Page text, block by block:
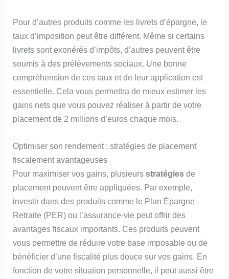
Pour d’autres produits comme les livrets d’épargne, le
taux d’imposition peut être différent. Même si certains
livrets sont exonérés d’impôts, d’autres peuvent être
soumis à des prélèvements sociaux. Une bonne
compréhension de ces taux et de leur application est
essentielle. Cela vous permettra de mieux estimer les
gains nets que vous pouvez réaliser à partir de votre
placement de 2 millions d’euros chaque mois.
Optimiser son rendement : stratégies de placement
fiscalement avantageuses
Pour maximiser vos gains, plusieursstratégies de
placement peuvent être appliquées. Par exemple,
investir dans des produits comme le Plan Épargne
Retraite (PER) ou l’assurance-vie peut offrir des
avantages fiscaux importants. Ces produits peuvent
vous permettre de réduire votre base imposable ou de
bénéficier d’une fiscalité plus douce sur vos gains. En
fonction de votre situation personnelle, il peut aussi être